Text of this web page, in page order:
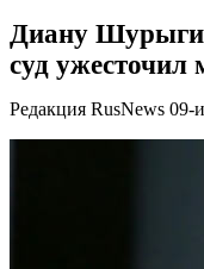
Диану
суд ужесточил
Редакция RusNews 09-